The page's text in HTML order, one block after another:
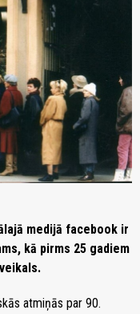
medijā facebook ir
kā pirms 25 gadiem
atmiņās par 90.